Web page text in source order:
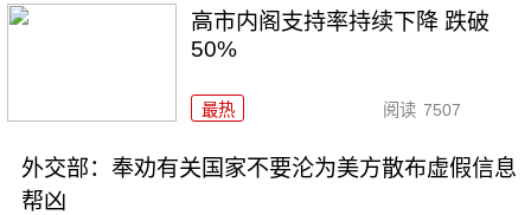
高市内阁支持率持续下降 跌破
50%
最热 阅读 7507
外交部：奉劝有关国家不要沦为美方散布虚假信息
帮凶